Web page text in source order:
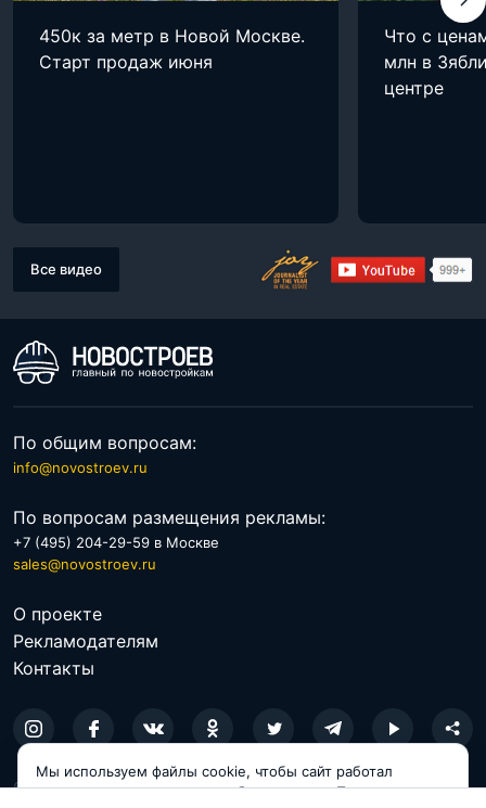
450к за метр в Новой Москве.
Старт продаж июня
Что с
млн в
центре
Все видео
По общим вопросам:
info@novostroev.ru
По вопросам размещения рекламы:
+7 (495) 204-29-59 в Москве
sales@novostroev.ru
О проекте
Рекламодателям
Контакты
© 2026 NOVOSTROEV.RU
Мы используем файлы cookie, чтобы сайт работал
корректно и становился удобнее для вас. Продолжая